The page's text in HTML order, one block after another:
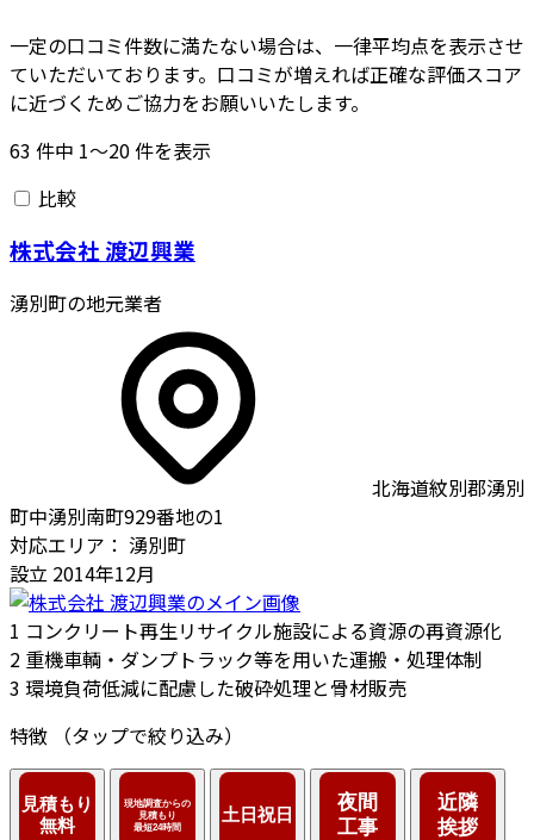
一定の口コミ件数に満たない場合は、一律平均点を表示させ
ていただいております。口コミが増えれば正確な評価スコア
に近づくためご協力をお願いいたします。
63 件中 1〜20件を表示
比較
株式会社 渡辺興業
湧別町の地元業者
北海道紋別郡湧別
町中湧別南町929番地の1
対応エリア： 湧別町
設立 2014年12月
1 コンクリート再生リサイクル施設による資源の再資源化
2 重機車輌・ダンプトラック等を用いた運搬・処理体制
3 環境負荷低減に配慮した破砕処理と骨材販売
特徴
（タップで絞り込み）